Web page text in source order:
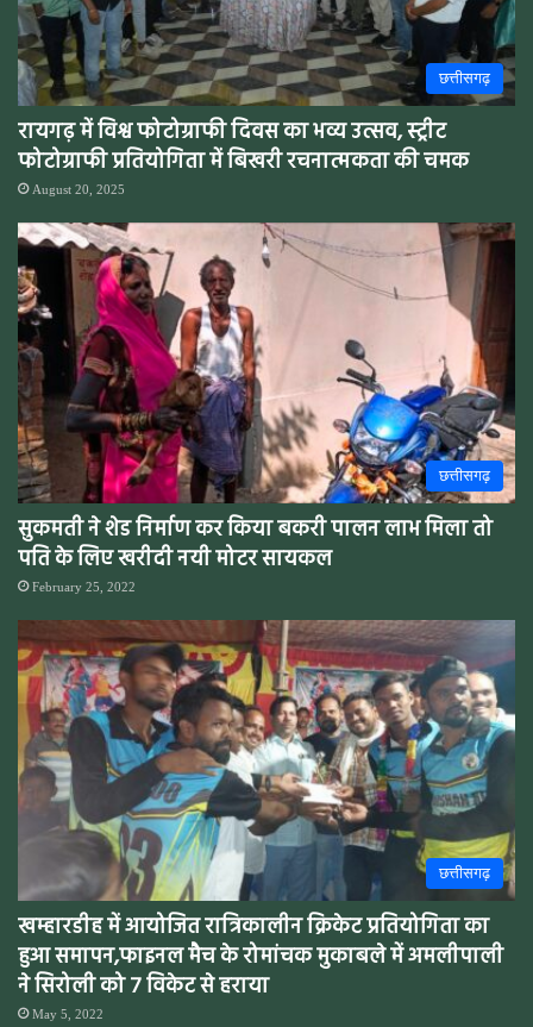
छत्तीसगढ़
रायगढ़ में विश्व फोटोग्राफी दिवस का भव्य उत्सव, स्ट्रीट
फोटोग्राफी प्रतियोगिता में बिखरी रचनात्मकता की चमक
August 20, 2025
छत्तीसगढ़
सुकमती ने शेड निर्माण कर किया बकरी पालन लाभ मिला तो
पति के लिए खरीदी नयी मोटर सायकल
February 25, 2022
छत्तीसगढ़
खम्हारडीह में आयोजित रात्रिकालीन क्रिकेट प्रतियोगिता का
हुआ समापन,फाइनल मैच के रोमांचक मुकाबले में अमलीपाली
ने सिरोली को 7 विकेट से हराया
May 5, 2022